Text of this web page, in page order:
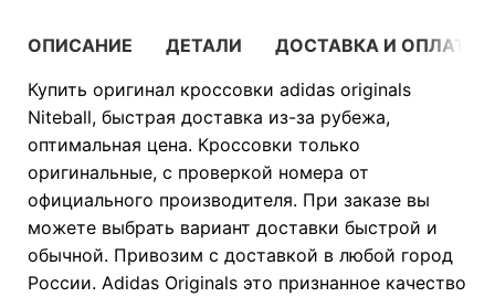
ОПИСАНИЕ ДЕТАЛИ
ДОСТАВКА И ОПЛАТА
Купить оригинал кроссовки adidas originals
Niteball, быстрая доставка из-за рубежа,
оптимальная цена. Кроссовки только
оригинальные, с проверкой номера от
официального производителя. При заказе вы
можете выбрать вариант доставки быстрой и
обычной. Привозим с доставкой в любой город
России. Adidas Originals это признанное качество